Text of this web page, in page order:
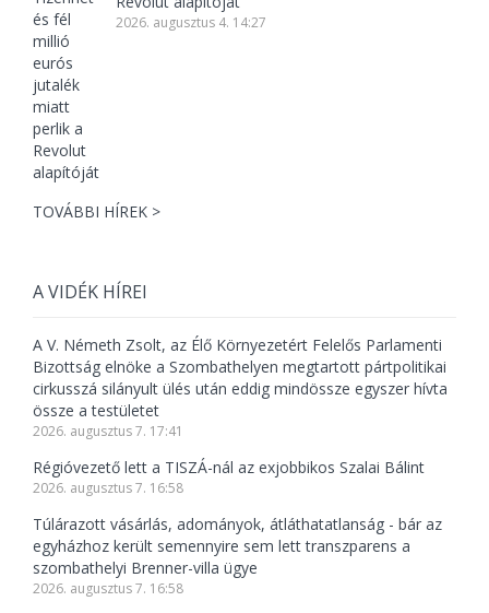
2026. augusztus 4. 14:27
TOVÁBBI HÍREK >
A VIDÉK HÍREI
A V. Németh Zsolt, az Élő Környezetért Felelős Parlamenti
Bizottság elnöke a Szombathelyen megtartott pártpolitikai
cirkusszá silányult ülés után eddig mindössze egyszer hívta
össze a testületet
2026. augusztus 7. 17:41
Régióvezető lett a TISZÁ-nál az exjobbikos Szalai Bálint
2026. augusztus 7. 16:58
Túlárazott vásárlás, adományok, átláthatatlanság - bár az
egyházhoz került semennyire sem lett transzparens a
szombathelyi Brenner-villa ügye
2026. augusztus 7. 16:58